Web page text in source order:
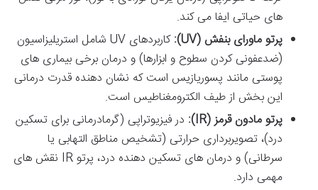
های حیاتی ایفا می کند.
پرتو ماورای بنفش (UV):
کاربردهای UV شامل استریلیزاسیون
(ضدعفونی کردن سطوح و ابزارها) و درمان برخی بیماری های
پوستی مانند پسوریازیس است که نشان دهنده قدرت درمانی
این بخش از طیف الکترومغناطیس است.
پرتو مادون قرمز (IR):
در فیزیوتراپی (گرمادرمانی برای تسکین
درد)، تصویربرداری حرارتی (تشخیص مناطق التهابی یا
سرطانی) و درمان های تسکین دهنده درد، پرتو IR نقش های
مهمی دارد.